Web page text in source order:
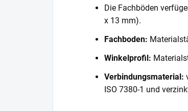
Die Fachböden
x 13 mm).
Fachboden:
Winkelprofil:
Verbindungsmaterial:
ISO 7380-1 und